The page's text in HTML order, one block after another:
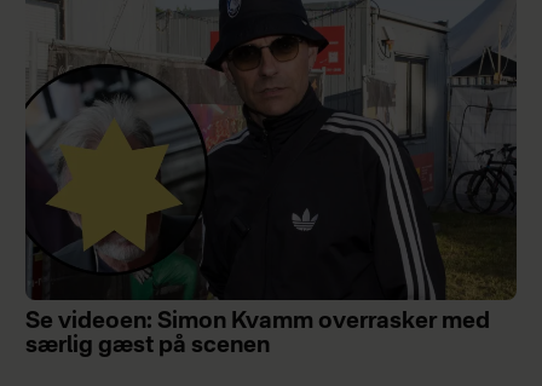
Se videoen: Simon Kvamm overrasker med
særlig gæst på scenen